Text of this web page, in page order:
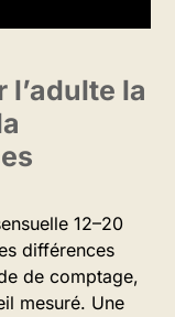
l’adulte la
12–20
différences
de comptage,
mesuré. Une